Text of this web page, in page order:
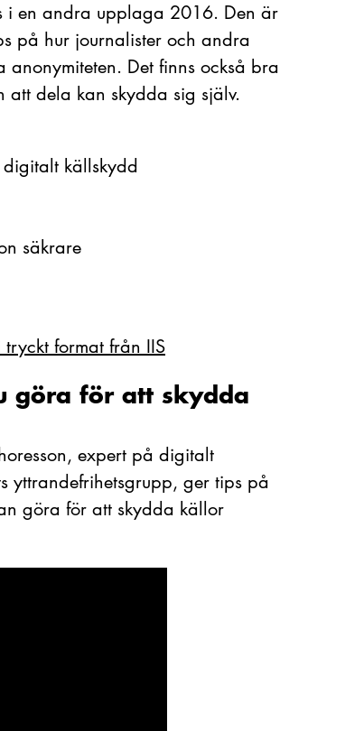
i en andra upplaga 2016. Den är
på hur journalister och andra
Det finns också bra
att dela kan skydda sig själv.
digitalt källskydd
säkrare
format från IIS
göra för att skydda
expert på digitalt
yttrandefrihetsgrupp, ger tips på
göra för att skydda källor